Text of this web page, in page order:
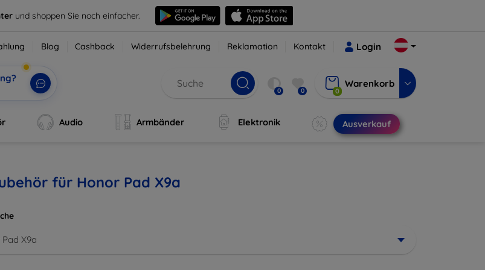
und shoppen Sie noch einfacher.
Blog Cashback Widerrufsbelehrung Reklamation Kontakt Login
0 0 0
Warenkorb
Audio Armbänder Elektronik Ausverkauf
für Honor Pad X9a
X9a